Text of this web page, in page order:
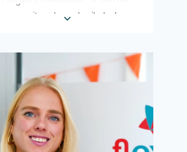
nog nooit gedaan, dus ik denk
Liever niet als ik de volgende dag
moet werken… Maar voor een
potje sim-racen kom ik graag
mijn bed uit. Ook draai ik als DJ
en voor een leuke boeking mag je
me altijd wakker maken!
Hobbyhorsing laat ik toch maar